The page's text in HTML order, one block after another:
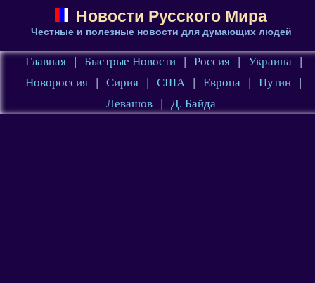
Новости Русского Мира
Честные и полезные новости для думающих людей
Главная | Быстрые Новости | Россия | Украина
|
Новороссия
| Сирия | США | Европа | Путин
|
Левашов
| Д. Байда